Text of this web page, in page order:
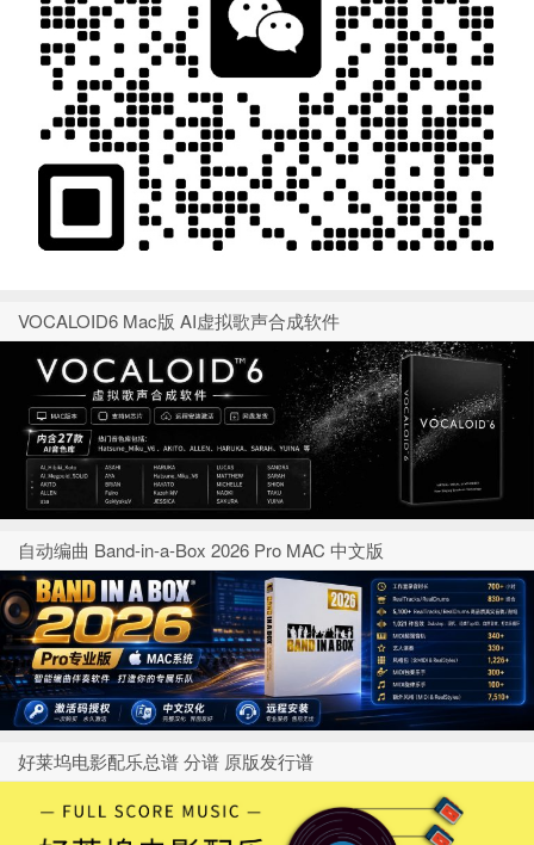
VOCALOID6 Mac版 AI虚拟歌声合成软件
自动编曲 Band-in-a-Box 2026 Pro MAC 中文版
好莱坞电影配乐总谱 分谱 原版发行谱